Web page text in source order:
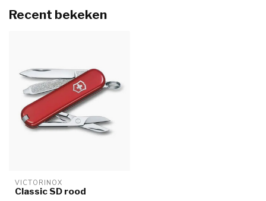
Recent bekeken
VICTORINOX
Classic SD rood